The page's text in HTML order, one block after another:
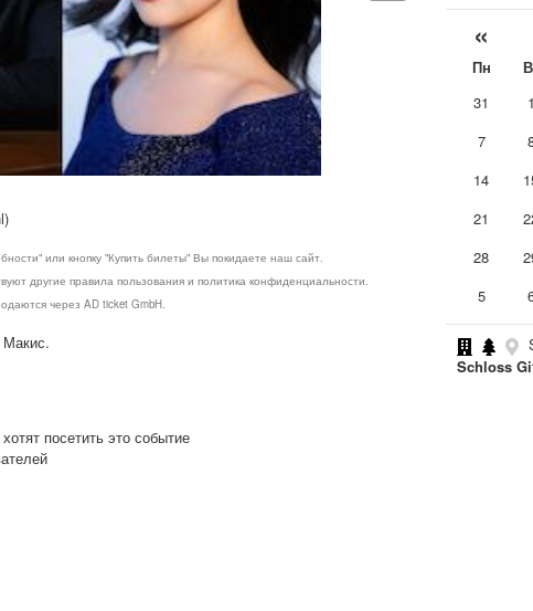
или кнопку "Купить билеты" Вы покидаете наш сайт.
другие правила пользования и политика конфиденциальности.
через AD ticket GmbH.
Макис.
посетить это событие
«
Пн
31
1
7
14
21
28
5
Schloss